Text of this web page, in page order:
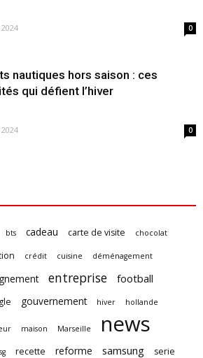
0
nautiques hors saison : ces
qui défient l’hiver
0
bts cadeau carte de visite chocolat
crédit cuisine déménagement
entreprise
football
gouvernement hiver hollande
maison Marseille news
recette reforme samsung serie